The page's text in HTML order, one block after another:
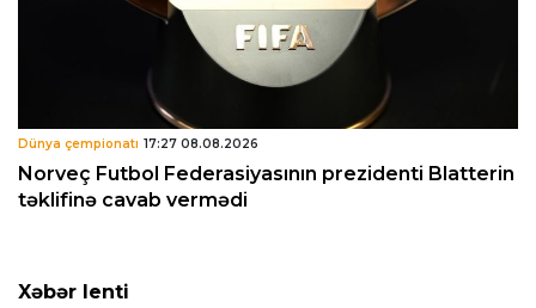
Dünya çempionatı 17:27 08.08.2026
Norveç Futbol Federasiyasının prezidenti Blatterin
təklifinə cavab vermədi
Xəbər lenti